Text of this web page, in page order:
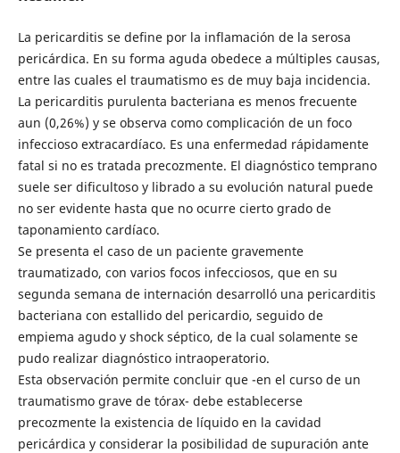
La pericarditis se define por la inflamación de la serosa
pericárdica. En su forma aguda obedece a múltiples causas,
entre las cuales el traumatismo es de muy baja incidencia.
La pericarditis purulenta bacteriana es menos frecuente
aun (0,26%) y se observa como complicación de un foco
infeccioso extracardíaco. Es una enfermedad rápidamente
fatal si no es tratada precozmente. El diagnóstico temprano
suele ser dificultoso y librado a su evolución natural puede
no ser evidente hasta que no ocurre cierto grado de
taponamiento cardíaco.
Se presenta el caso de un paciente gravemente
traumatizado, con varios focos infecciosos, que en su
segunda semana de internación desarrolló una pericarditis
bacteriana con estallido del pericardio, seguido de
empiema agudo y shock séptico, de la cual solamente se
pudo realizar diagnóstico intraoperatorio.
Esta observación permite concluir que -en el curso de un
traumatismo grave de tórax- debe establecerse
precozmente la existencia de líquido en la cavidad
pericárdica y considerar la posibilidad de supuración ante